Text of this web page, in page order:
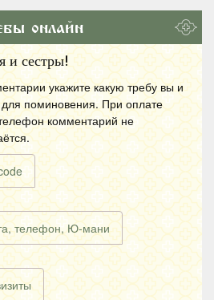
онлайн
и сестры!
укажите какую требу вы и
поминовения. При оплате
комментарий не
телефон, Ю-мани